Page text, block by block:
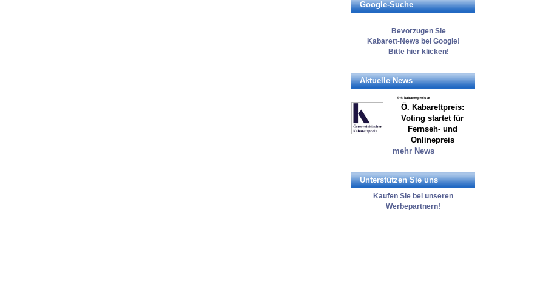
Google-Suche
Bevorzugen Sie
Kabarett-News bei Google!
Bitte hier klicken!
Aktuelle News
© © kabarettpreis at
Ö. Kabarettpreis:
Voting startet für
Fernseh- und
Onlinepreis
mehr News
Unterstützen Sie uns
Kaufen Sie bei unseren
Werbepartnern!